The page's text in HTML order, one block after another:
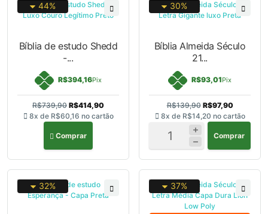
44%
Bíblia de estudo Shedd
-...
R$394,16Pix
R$739,90 R$414,90
8x de R$60,16 no cartão
Comprar
30%
Bíblia Almeida Século
21...
R$93,01Pix
R$139,90 R$97,90
8x de R$14,20 no cartão
Comprar
32% 37%